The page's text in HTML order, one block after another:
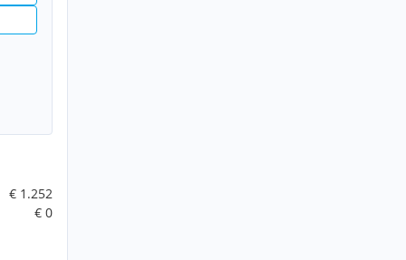
€ 1.252
€ 0